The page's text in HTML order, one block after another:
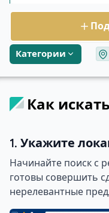
Категории
Как
1. Укажите
Начинайте поиск с
готовы совершить
нерелевантные